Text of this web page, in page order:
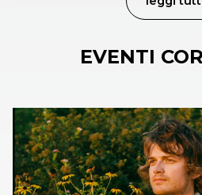
EVENTI